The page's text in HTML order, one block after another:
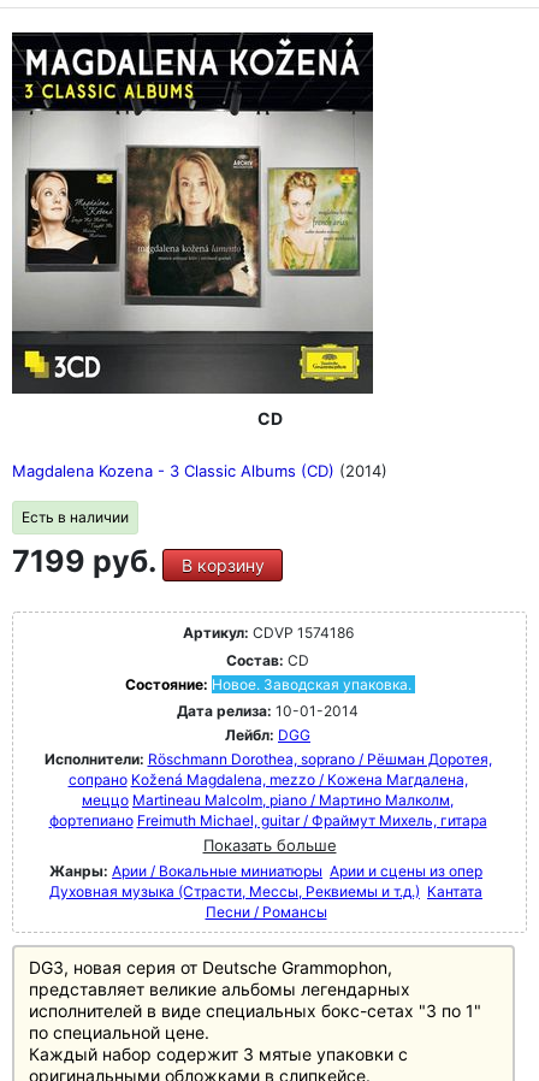
CD
Magdalena Kozena - 3 Classic Albums (CD) (2014)
Есть в наличии
7199 руб. В корзину
Артикул: CDVP 1574186
Состав: CD
Состояние: Новое. Заводская упаковка.
Дата релиза: 10-01-2014
Лейбл: DGG
Исполнители: Röschmann Dorothea, soprano / Рёшман Доротея,
сопрано Kožená Magdalena, mezzo / Кожена Магдалена,
меццо Martineau Malcolm, piano / Мартино Малколм,
фортепиано Freimuth Michael, guitar / Фраймут Михель, гитара
Показать больше
Жанры: Арии / Вокальные миниатюры Арии и сцены из опер
Духовная музыка (Страсти, Мессы, Реквиемы и т.д.) Кантата
Песни / Романсы
DG3, новая серия от Deutsche Grammophon,
представляет великие альбомы легендарных
исполнителей в виде специальных бокс-сетах "3 по 1"
по специальной цене.
Каждый набор содержит 3 мятые упаковки с
оригинальными обложками в слипкейсе.